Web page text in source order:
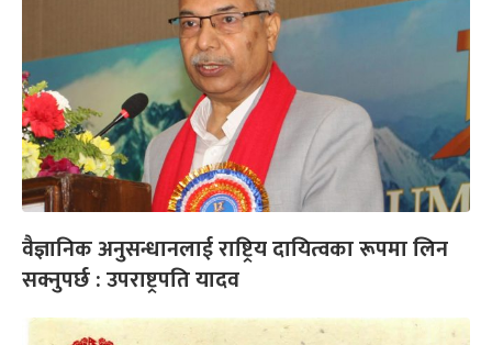
वैज्ञानिक अनुसन्धानलाई राष्ट्रिय दायित्वका रूपमा लिन
सक्नुपर्छ : उपराष्ट्रपति यादव